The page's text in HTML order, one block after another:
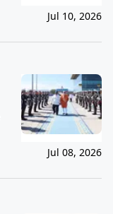
Jul 10, 2026
Jul 08, 2026